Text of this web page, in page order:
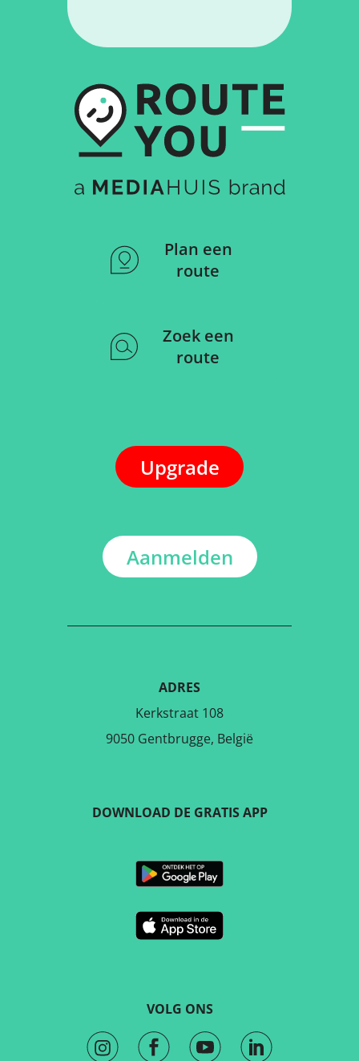
Plan een
route
Zoek een
route
Upgrade
Aanmelden
ADRES
Kerkstraat 108
9050 Gentbrugge, België
VOLG ONS
DOWNLOAD DE GRATIS APP